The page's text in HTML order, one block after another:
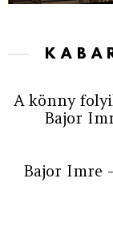
A könny
Bajor
Bajor Imre